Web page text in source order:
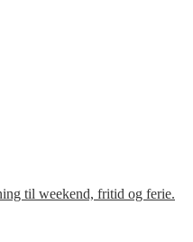
til weekend, fritid og ferie.